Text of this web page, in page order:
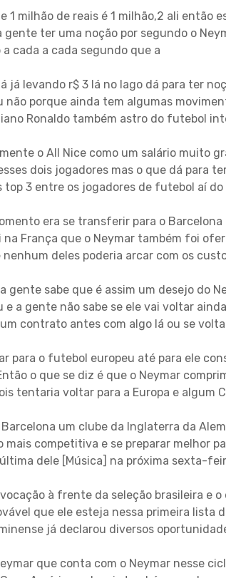
1 milhão de reais é 1 milhão,2 ali então
ter uma noção por segundo o
a cada a cada segundo que a
já levando r$ 3 lá no lago dá para ter
não porque ainda tem algumas
Ronaldo também astro do futebol
o All Nice como um salário muito
dois jogadores mas o que dá para
top 3 entre os jogadores de futebol aí
era se transferir para o Barcelona
França que o Neymar também foi
deles poderia arcar com os
gente sabe que é assim um desejo do
a gente não sabe se ele vai voltar
contrato antes com algo lá ou se
para o futebol europeu até para ele
o que se diz é que o Neymar
tentaria voltar para a Europa e algum
um clube da Inglaterra da
competitiva e se preparar melhor
dele [Música] na próxima sexta-
à frente da seleção brasileira e o
que ele esteja nessa primeira lista
já declarou diversos
que conta com o Neymar nesse